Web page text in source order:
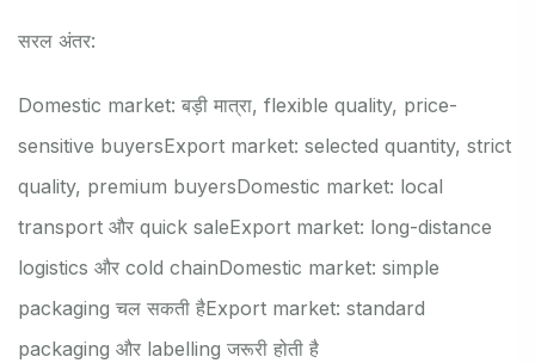
सरल अंतर:
Domestic market: बड़ी मात्रा, flexible quality, price-
sensitive buyersExport market: selected quantity, strict
quality, premium buyersDomestic market: local
transport और quick saleExport market: long-distance
logistics और cold chainDomestic market: simple
packaging चल सकती हैExport market: standard
packaging और labelling जरूरी होती है